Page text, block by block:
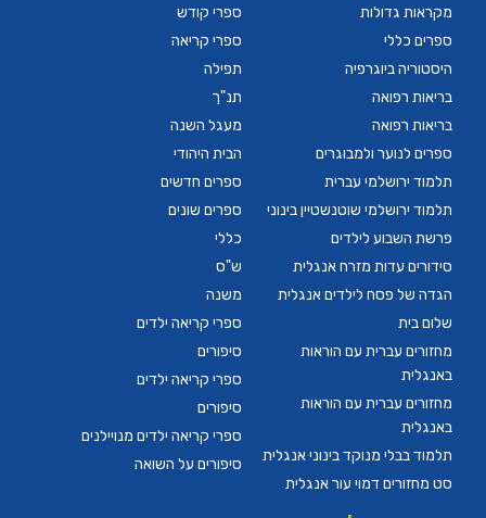
ספרי קודש
ספרי קריאה
תפילה
תנ"ך
מעגל השנה
הבית היהודי
ספרים חדשים
ספרים שונים
כללי
ש"ס
משנה
ספרי קריאה ילדים
סיפורים
ספרי קריאה ילדים
סיפורים
ספרי קריאה ילדים מנויילנים
סיפורים על השואה
מקראות גדולות
ספרים כללי
היסטוריה ביוגרפיה
בריאות רפואה
בריאות רפואה
ספרים לנוער ולמבוגרים
תלמוד ירושלמי עברית
תלמוד ירושלמי שוטנשטיין בינוני
פרשת השבוע לילדים
סידורים עדות מזרח אנגלית
הגדה של פסח לילדים אנגלית
שלום בית
מחזורים עברית עם הוראות
באנגלית
מחזורים עברית עם הוראות
באנגלית
תלמוד בבלי מנוקד בינוני אנגלית
סט מחזורים דמוי עור אנגלית